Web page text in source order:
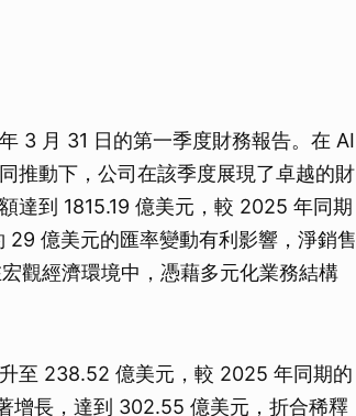
3 月 31 日的第一季度財務報告。在 AI
推動下，公司在該季度展現了卓越的財
達到 1815.19 億美元，較 2025 年同期
29 億美元的匯率變動有利影響，淨銷售
觀經濟環境中，憑藉多元化業務結構
至 238.52 億美元，較 2025 年同期的
增長，達到 302.55 億美元，折合稀釋